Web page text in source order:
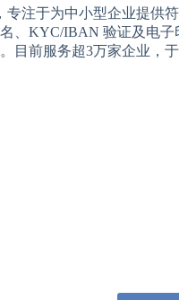
注于为中小型企业提供
、KYC/IBAN 验证及电
目前服务超3万家企业，